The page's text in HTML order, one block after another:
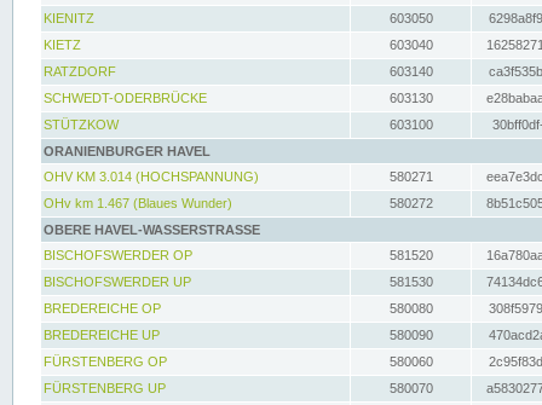
KIENITZ
603050
KIETZ
603040
RATZDORF
603140
SCHWEDT-ODERBRÜCKE
603130
STÜTZKOW
603100
ORANIENBURGER HAVEL
OHV KM 3.014 (HOCHSPANNUNG)
580271
OHv km 1.467 (Blaues Wunder)
580272
OBERE HAVEL-WASSERSTRASSE
BISCHOFSWERDER OP
581520
BISCHOFSWERDER UP
581530
BREDEREICHE OP
580080
BREDEREICHE UP
580090
FÜRSTENBERG OP
580060
FÜRSTENBERG UP
580070